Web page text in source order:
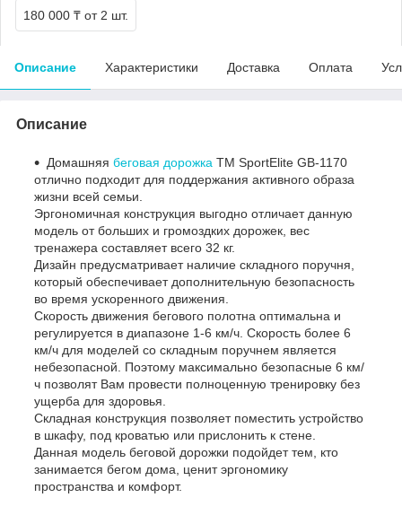
180 000 ₸ от 2 шт.
Описание Характеристики Доставка Оплата
Описание
Домашняя беговая дорожка ТМ SportElite GB-1170
отлично подходит для поддержания активного образа
жизни всей семьи.
Эргономичная конструкция выгодно отличает данную
модель от больших и громоздких дорожек, вес
тренажера составляет всего 32 кг.
Дизайн предусматривает наличие складного поручня,
который обеспечивает дополнительную безопасность
во время ускоренного движения.
Скорость движения бегового полотна оптимальна и
регулируется в диапазоне 1-6 км/ч. Скорость более 6
км/ч для моделей со складным поручнем является
небезопасной. Поэтому максимально безопасные 6 км/
ч позволят Вам провести полноценную тренировку без
ущерба для здоровья.
Складная конструкция позволяет поместить устройство
в шкафу, под кроватью или прислонить к стене.
Данная модель беговой дорожки подойдет тем, кто
занимается бегом дома, ценит эргономику
пространства и комфорт.